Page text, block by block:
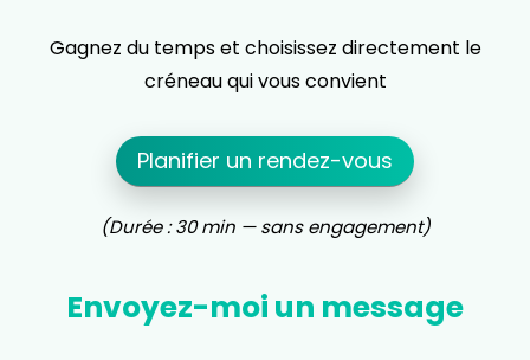
Gagnez du temps et choisissez directement le
créneau qui vous convient
Planifier un rendez-vous
(Durée : 30 min — sans engagement)
Envoyez-moi un message